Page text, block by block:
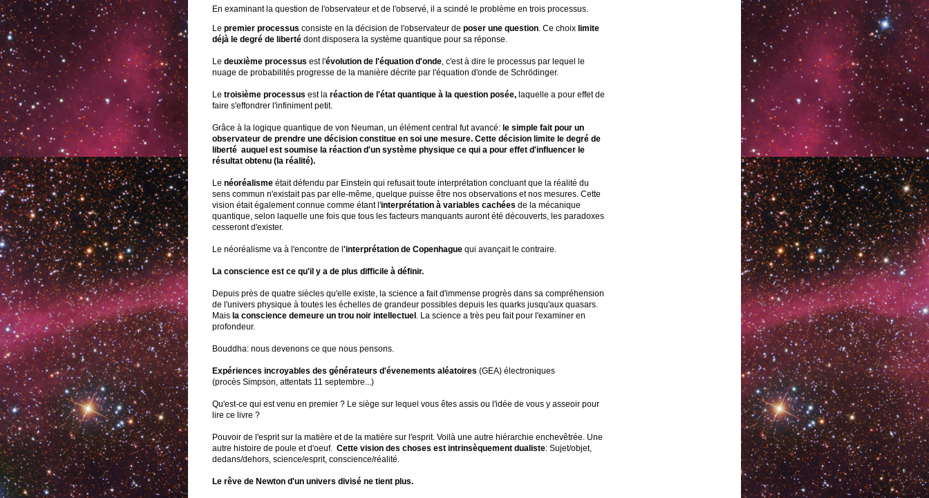
En examinant la question de l'observateur et de l'observé, il a scindé le problème en trois processus.
Le premier processus consiste en la décision de l'observateur de poser une question. Ce choix limite
déjà le degré de liberté dont disposera la système quantique pour sa réponse.
Le deuxième processus est l'évolution de l'équation d'onde, c'est à dire le processus par lequel le
nuage de probabilités progresse de la manière décrite par l'équation d'onde de Schrödinger.
Le troisième processus est la réaction de l'état quantique à la question posée, laquelle a pour effet de
faire s'effondrer l'infiniment petit.
Grâce à la logique quantique de von Neuman, un élément central fut avancé: le simple fait pour un
observateur de prendre une décision constitue en soi une mesure. Cette décision limite le degré de
liberté auquel est soumise la réaction d'un système physique ce qui a pour effet d'influencer le
résultat obtenu (la réalité).
Le néoréalisme était défendu par Einstein qui refusait toute interprétation concluant que la réalité du
sens commun n'existait pas par elle-même, quelque puisse être nos observations et nos mesures. Cette
vision était également connue comme étant l'interprétation à variables cachées de la mécanique
quantique, selon laquelle une fois que tous les facteurs manquants auront été découverts, les paradoxes
cesseront d'exister.
Le néoréalisme va à l'encontre de l 'interprétation de Copenhague qui avançait le contraire.
La conscience est ce qu'il y a de plus difficile à définir.
Depuis près de quatre siècles qu'elle existe, la science a fait d'immense progrès dans sa compréhension
de l'univers physique à toutes les échelles de grandeur possibles depuis les quarks jusqu'aux quasars.
Mais la conscience demeure un trou noir intellectuel . La science a très peu fait pour l'examiner en
profondeur.
Bouddha: nous devenons ce que nous pensons.
Expériences incroyables des générateurs d'évenements aléatoires (GEA) électroniques
(procès Simpson, attentats 11 septembre...)
Qu'est-ce qui est venu en premier ? Le siège sur lequel vous êtes assis ou l'idée de vous y asseoir pour
lire ce livre ?
Pouvoir de l'esprit sur la matière et de la matière sur l'esprit. Voilà une autre hiérarchie enchevêtrée. Une
autre histoire de poule et d'oeuf. Cette vision des choses est intrinsèquement dualiste: Sujet/objet,
dedans/dehors, science/esprit, conscience/réalité.
Le rêve de Newton d'un univers divisé ne tient plus.